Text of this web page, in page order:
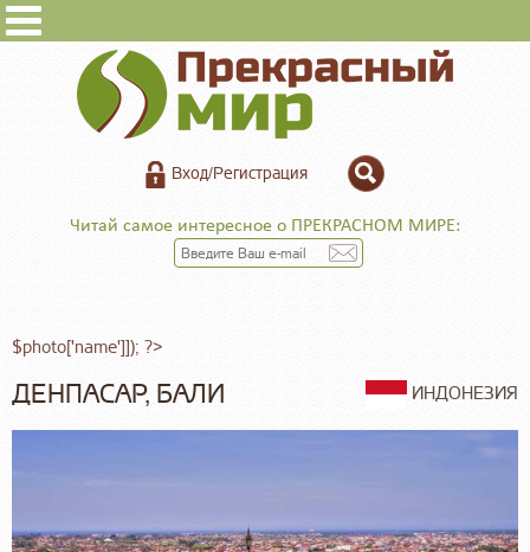
Вход/Регистрация
Читай самое интересное о ПРЕКРАСНОМ МИРЕ:
$photo['name']]); ?>
ДЕНПАСАР, БАЛИ ИНДОНЕЗИЯ